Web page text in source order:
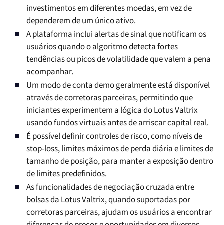
investimentos em diferentes moedas, em vez de
dependerem de um único ativo.
A plataforma inclui alertas de sinal que notificam os
usuários quando o algoritmo detecta fortes
tendências ou picos de volatilidade que valem a pena
acompanhar.
Um modo de conta demo geralmente está disponível
através de corretoras parceiras, permitindo que
iniciantes experimentem a lógica do Lotus Valtrix
usando fundos virtuais antes de arriscar capital real.
É possível definir controles de risco, como níveis de
stop-loss, limites máximos de perda diária e limites de
tamanho de posição, para manter a exposição dentro
de limites predefinidos.
As funcionalidades de negociação cruzada entre
bolsas da Lotus Valtrix, quando suportadas por
corretoras parceiras, ajudam os usuários a encontrar